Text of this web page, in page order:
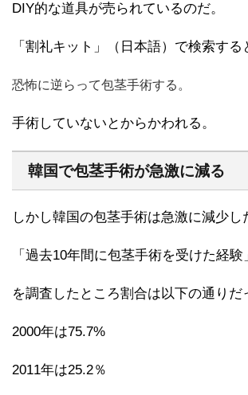
DIY的な道具が売られているのだ。
「割礼キット」（日本語）で検索する
恐怖に逆らって包茎手術する。
手術していないとからかわれる。
韓国で包茎手術が急激に減る
しかし韓国の包茎手術は急激に減少し
「過去10年間に包茎手術を受けた経験
を調査したところ割合は以下の通りだ
2000年は75.7%
2011年は25.2％